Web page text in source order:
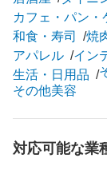
カフェ・パン・
和食・寿司
焼
アパレル
イン
生活・日用品
その他美容
対応可能な業